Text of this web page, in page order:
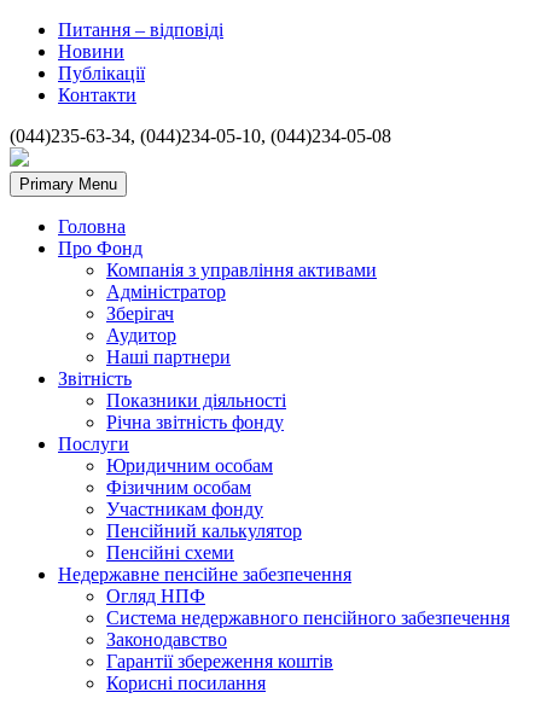
Питання – відповіді
Новини
Публікації
Контакти
(044)235-63-34, (044)234-05-10, (044)234-05-08
Primary Menu
Головна
Про Фонд
Компанія з управління активами
Адміністратор
Зберігач
Аудитор
Наші партнери
Звітність
Показники діяльності
Річна звітність фонду
Послуги
Юридичним особам
Фізичним особам
Участникам фонду
Пенсійний калькулятор
Пенсійні схеми
Недержавне пенсійне забезпечення
Огляд НПФ
Система недержавного пенсійного забезпечення
Законодавство
Гарантії збереження коштів
Корисні посилання